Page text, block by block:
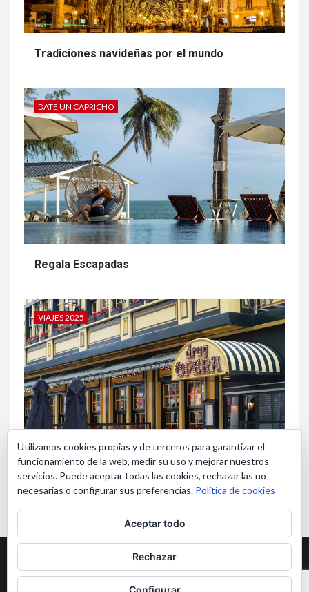
Tradiciones navideñas por el mundo
DATE UN CAPRICHO
Regala Escapadas
VIAJES 2025
Bruselas en Navidad
Aviso Legal y Privacidad
Copyright ©Viajerosmas65. Todos los derechos reservados
Utilizamos cookies propias y de terceros para garantizar el
funcionamiento de la web, medir su uso y mejorar nuestros
servicios. Puede aceptar todas las cookies, rechazar las no
necesarias o configurar sus preferencias. Política de cookies
Aceptar todo
Rechazar
Configurar